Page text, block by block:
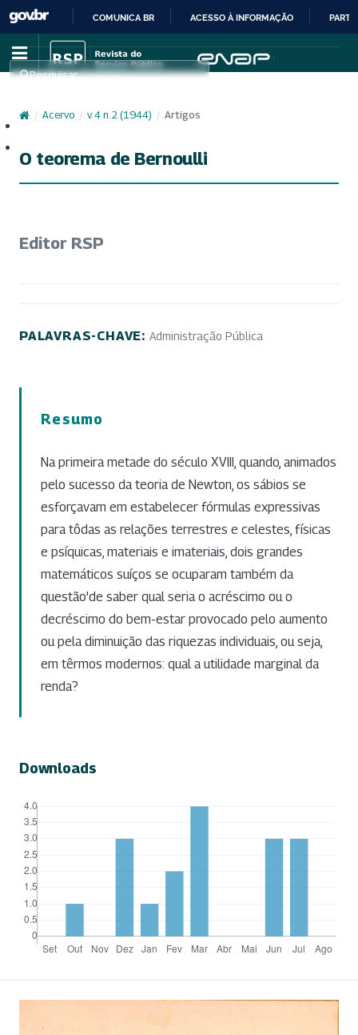
IR
PARA
CONTEÚDO
COMUNICA BR ACESSO À INFORMAÇÃO
Pesquisar
/ Acervo / v. 4 n. 2 (1944) / Artigos
O teorema de Bernoulli
Editor RSP
PALAVRAS-CHAVE: Administração Pública
Resumo
Na primeira metade do século XVIII, quando, animados
pelo sucesso da teoria de Newton, os sábios se
esforçavam em estabelecer fórmulas expressivas
para tôdas as relações terrestres e celestes, físicas
e psíquicas, materiais e imateriais, dois grandes
matemáticos suíços se ocuparam também da
questão'de saber qual seria o acréscimo ou o
decréscimo do bem-estar provocado pelo aumento
ou pela diminuição das riquezas individuais, ou seja,
em têrmos modernos: qual a utilidade marginal da
renda?
Downloads